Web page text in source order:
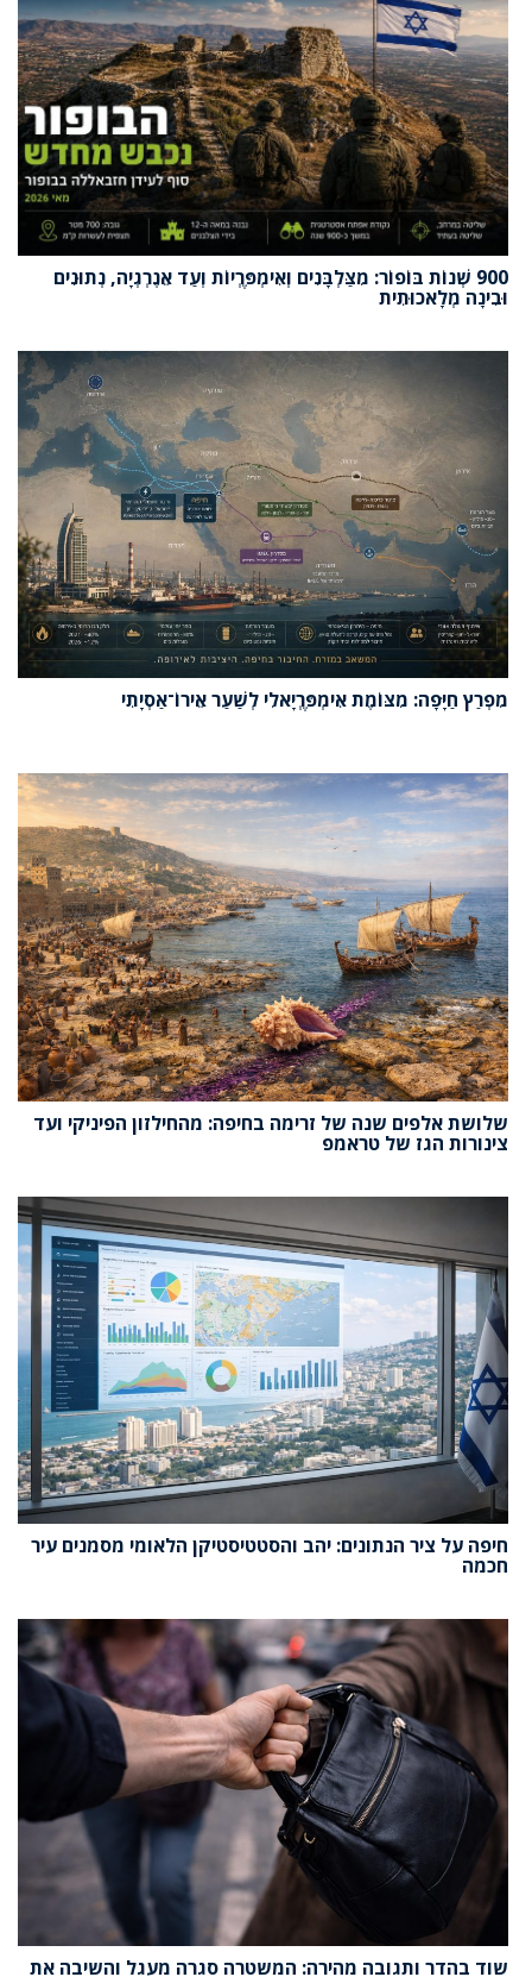
900 שְׁנוֹת בּוֹפוֹר: מִצַּלְבָּנִים וְאִימְפֶּרְיוֹת וְעַד אֵנֶרְגְיָה, נְתוּנִים
וּבִינָה מְלָאכוּתִית
מִפְרַץ חַיָּפָה: מִצּוֹמֶת אִימְפֶּרְיָאלִי לְשַׁעַר אֵירוֹ־אַסְיָתִי
שלושת אלפים שנה של זרימה בחיפה: מהחילזון הפיניקי ועד
צינורות הגז של טראמפ
חיפה על ציר הנתונים: יהב והסטטיסטיקן הלאומי מסמנים עיר
חכמה
שוד בהדר ותגובה מהירה: המשטרה סגרה מעגל והשיבה את